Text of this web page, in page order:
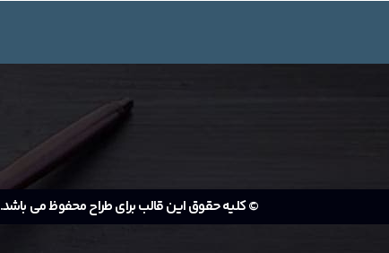
© کلیه حقوق این قالب برای طراح محفوظ می باشد.